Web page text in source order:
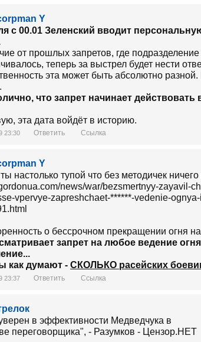
Y
с 00.01 Зеленский вводит
от прошлых запретов, где
теперь за выстрел будет нести
эта может быть абсолютно
что запрет начинает
эта дата войдёт в историю.
23:30 Ответить Ссылка
Y
настолько тупой что без методичек
news/war/bezsmertnyy-zayavil-
vpervye-zapreshchaet-******-vedenie-
о бессрочном прекращении огня
запрет на любое ведение
как думают - СКОЛЬКО расейских
23:37 Ответить Ссылка